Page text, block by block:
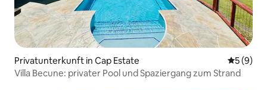
Privatunterkunft in Cap Estate
5 (9)
Villa Becune: privater Pool und Spaziergang zum Strand